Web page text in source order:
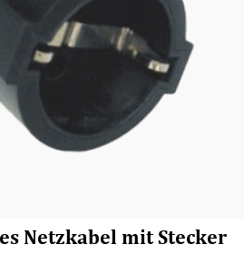
Netzkabel mit Stecker